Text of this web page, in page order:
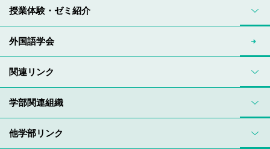
学部関連組織
他学部リンク
授業体験・ゼミ紹介
外国語学会
関連リンク